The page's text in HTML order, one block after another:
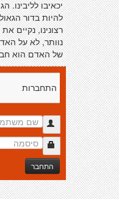
יכאיבו
להיות בדור
רצונינו, נקיים
נוותר, לא על
של האדם הוא
התחברות
התחבר